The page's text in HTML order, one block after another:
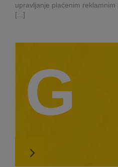
upravljanje plaćenim
[...]
G